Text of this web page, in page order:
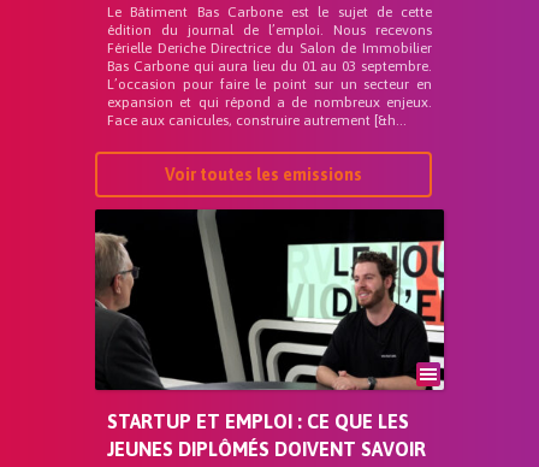
Le Bâtiment Bas Carbone est le sujet de cette
édition du journal de l’emploi. Nous recevons
Férielle Deriche Directrice du Salon de Immobilier
Bas Carbone qui aura lieu du 01 au 03 septembre.
L’occasion pour faire le point sur un secteur en
expansion et qui répond a de nombreux enjeux.
Face aux canicules, construire autrement [&h...
Voir toutes les emissions
STARTUP ET EMPLOI : CE QUE LES
JEUNES DIPLÔMÉS DOIVENT SAVOIR